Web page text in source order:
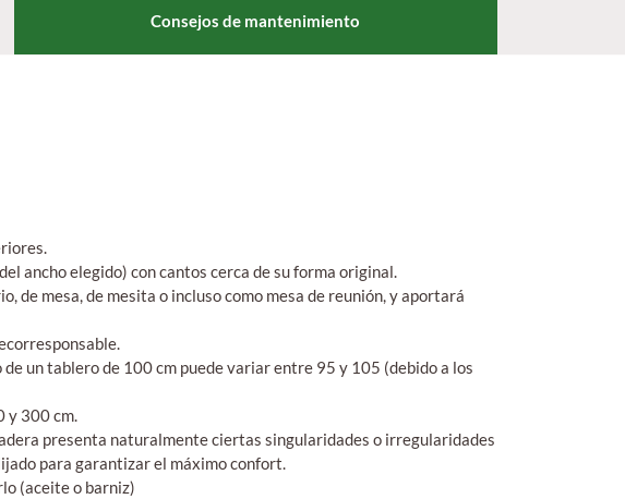
Consejos de mantenimiento
ancho elegido) con cantos cerca de su forma original.
mesa, de mesita o incluso como mesa de reunión, y aportará
un tablero de 100 cm puede variar entre 95 y 105 (debido a los
y 300 cm.
presenta naturalmente ciertas singularidades o irregularidades
para garantizar el máximo confort.
(aceite o barniz)